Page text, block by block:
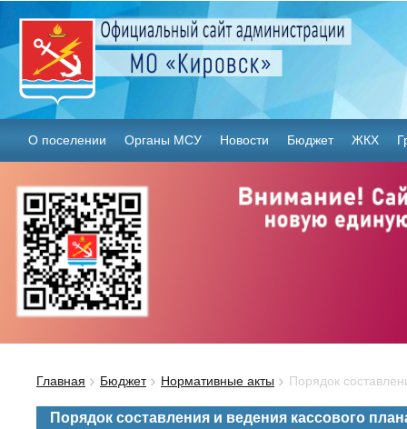
О поселении Органы МСУ Новости Бюджет ЖКХ
Главная Бюджет Нормативные акты Порядок
Порядок составления и ведения кассового